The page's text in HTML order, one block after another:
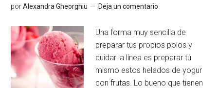
porAlexandra Gheorghiu Deja un comentario
Una forma muy sencilla de
preparar tus propios polos y
cuidar la línea es preparar tú
mismo estos helados de yogur
con frutas. Lo bueno que tienen